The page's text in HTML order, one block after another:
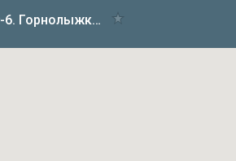
Отпуск в РФ-6. Горнолыжка (TravelRadar)